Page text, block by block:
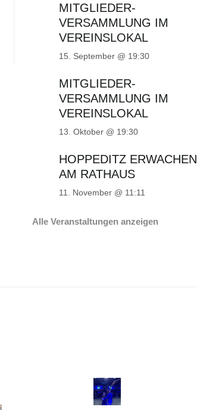
MITGLIEDER-
VERSAMMLUNG IM
VEREINSLOKAL
15. September @ 19:30
MITGLIEDER-
VERSAMMLUNG IM
VEREINSLOKAL
13. Oktober @ 19:30
HOPPEDITZ ERWACHEN
AM RATHAUS
11. November @ 11:11
Alle Veranstaltungen anzeigen